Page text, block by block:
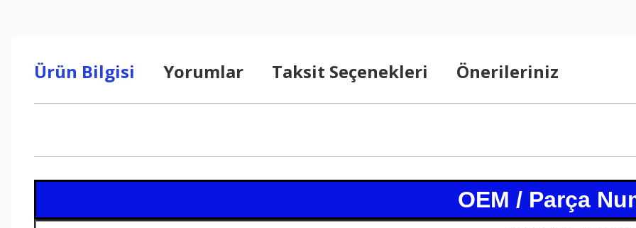
Ürün Bilgisi Yorumlar Taksit Seçenekleri Önerileriniz
OEM / Parça